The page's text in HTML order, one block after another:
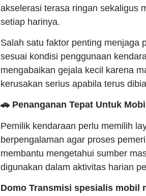
akselerasi terasa ringan sekaligus
setiap harinya.
Salah satu faktor penting menjaga
sesuai kondisi penggunaan
mengabaikan gejala kecil karena
kerusakan serius apabila terus
🚗 Penanganan Tepat Untuk
Pemilik kendaraan perlu memilih
berpengalaman agar proses
membantu mengetahui sumber
digunakan dalam aktivitas harian
Domo Transmisi spesialis mobil